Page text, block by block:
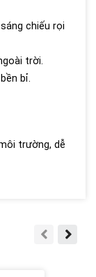
chiếu rọi
trời.
bỉ.
trường, dễ